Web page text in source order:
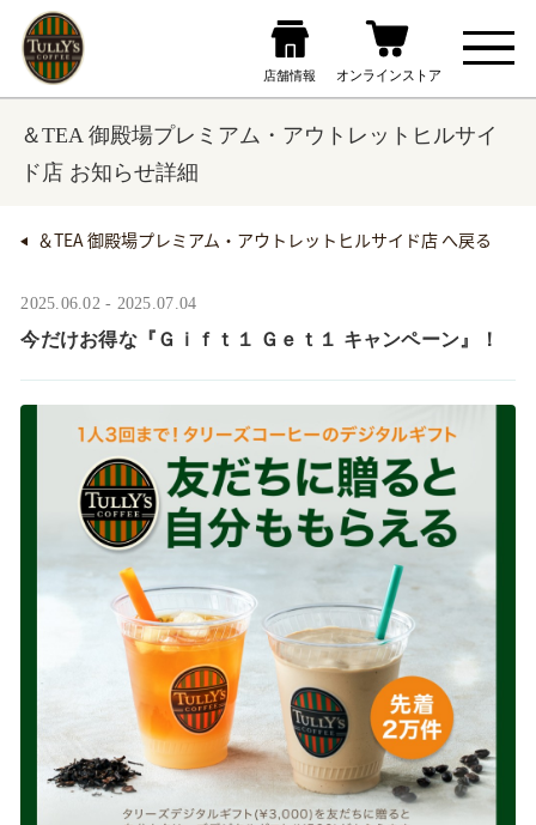
＆TEA 御殿場プレミアム・アウトレットヒルサイ
ド店 お知らせ詳細
＆TEA 御殿場プレミアム・アウトレットヒルサイド店 へ戻る
2025.06.02 - 2025.07.04
今だけお得な『Ｇｉｆｔ１ Ｇｅｔ１ キャンペーン』！